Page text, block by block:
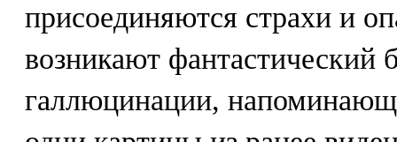
присоединяются страхи и
возникают фантастический
галлюцинации,